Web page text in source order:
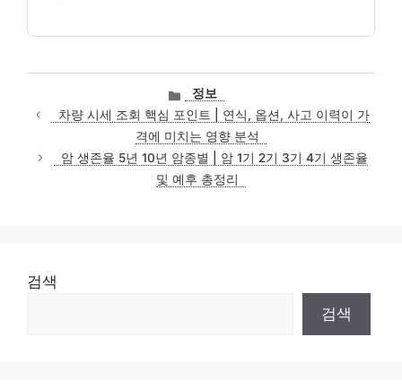
카
테
고
리
정보
차량 시세 조회 핵심 포인트 | 연식, 옵션, 사고 이력이 가
격에 미치는 영향 분석
암 생존율 5년 10년 암종별 | 암 1기 2기 3기 4기 생존율
및 예후 총정리
검색
검색